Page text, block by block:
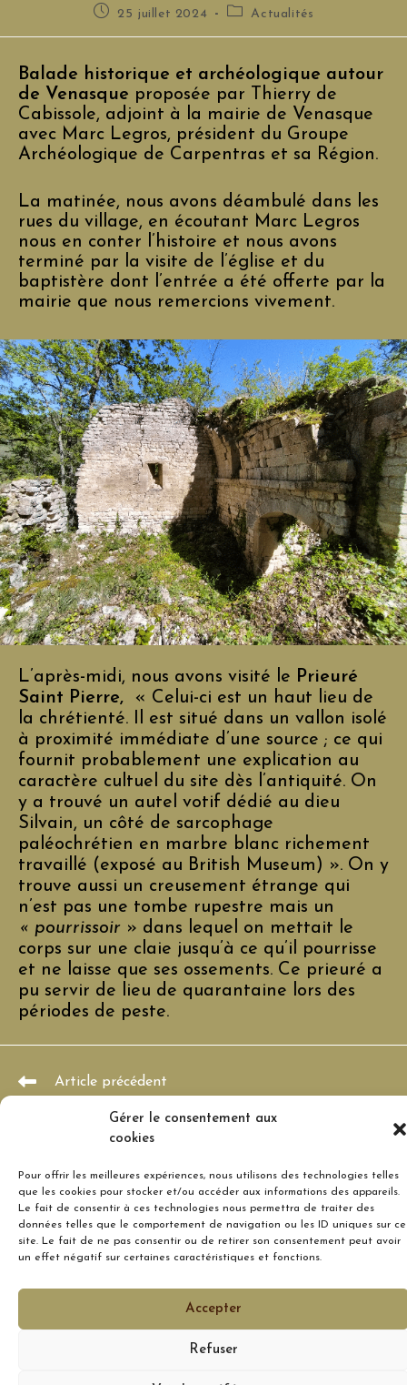
Gérer le consentement aux
cookies
Pour offrir les meilleures expériences, nous utilisons des technologies telles
que les cookies pour stocker et/ou accéder aux informations des appareils.
Le fait de consentir à ces technologies nous permettra de traiter des
données telles que le comportement de navigation ou les ID uniques sur ce
site. Le fait de ne pas consentir ou de retirer son consentement peut avoir
un effet négatif sur certaines caractéristiques et fonctions.
Accepter
Refuser
Publication
25 juillet 2024
PostActualités
Balade historique et archéologique autour
de Venasque proposée par Thierry de
Cabissole, adjoint à la mairie de Venasque
avec Marc Legros, président du Groupe
Archéologique de Carpentras et sa Région.
La matinée, nous avons déambulé dans les
rues du village, en écoutant Marc Legros
nous en conter l’histoire et nous avons
terminé par la visite de l’église et du
baptistère dont l’entrée a été offerte par la
mairie que nous remercions vivement.
L’après-midi, nous avons visité le Prieuré
Saint Pierre, « Celui-ci est un haut lieu de
la chrétienté. Il est situé dans un vallon isolé
à proximité immédiate d’une source ; ce qui
fournit probablement une explication au
caractère cultuel du site dès l’antiquité. On
y a trouvé un autel votif dédié au dieu
Silvain, un côté de sarcophage
paléochrétien en marbre blanc richement
travaillé (exposé au British Museum) ». On y
trouve aussi un creusement étrange qui
n’est pas une tombe rupestre mais un
« pourrissoir » dans lequel on mettait le
corps sur une claie jusqu’à ce qu’il pourrisse
et ne laisse que ses ossements. Ce prieuré a
pu servir de lieu de quarantaine lors des
périodes de peste.
Read
more
Article précédent
Article suivant
Politique de cookies (UE)